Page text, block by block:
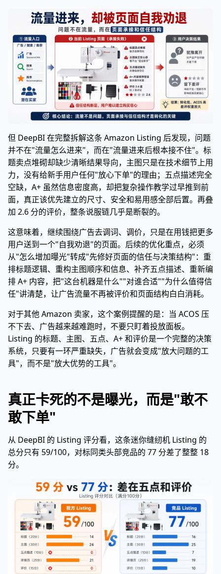
但 DeepBI 在完整拆解这条 Amazon Listing 后发现，问题
并不在"流量怎么进来"，而在"流量进来后根本接不住"。标
题卖点堆砌却缺少清晰结果导向，主图只是在技术细节上用
力，没有给新手用户任何"放心下单"的理由；五点描述完全
空缺，A+ 虽然信息密度高，却把复杂操作教学过早推到前
面，真正该优先建立的尺寸、安全和易用感全部后置。再叠
加 2.6 分的评价，整条说服链几乎是断裂的。
这意味着，继续围绕广告去调词、调价，只是在用钱把更多
用户送到一个"自我劝退"的页面。后续的优化重点，必须
从"怎么增加曝光"转成"先修好页面的信任与决策结构"：重
排标题逻辑、重构主图顺序和信息、补齐五点描述、重新编
排 A+ 内容，把"这台机器是什么""对谁合适""为什么值得信
任"讲清楚，让广告流量不再被评价和页面结构白白消耗。
对于其他 Amazon 卖家，这个案例提醒的是：当 ACOS 压
不下去、广告越来越难跑时，不要只盯着投放面板。
Listing 的标题、主图、五点、A+ 和评价是一个完整的决策
系统，只要有一环严重缺失，广告就会变成"放大问题的工
具"，而不是"放大优势的工具"。
真正卡死的不是曝光，而是"敢不
敢下单"
从 DeepBI 的 Listing 评分看，这条迷你缝纫机 Listing 的
总分只有 59/100，对标同类头部竞品的 77 分差了整整 18
分。